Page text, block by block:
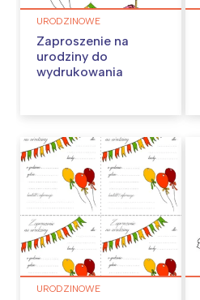
URODZINOWE
Zaproszenie na
urodziny do
wydrukowania
URODZINOWE